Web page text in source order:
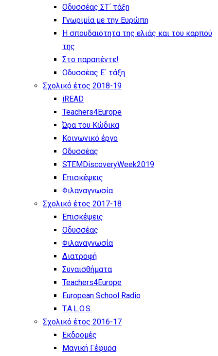
Οδυσσέας ΣΤ΄ τάξη
Γνωριμία με την Ευρώπη
Η σπουδαιότητα της ελιάς και του καρπού
της
Στο παραπέντε!
Οδυσσέας Ε΄ τάξη
Σχολικό έτος 2018-19
iREAD
Teachers4Europe
Ώρα του Κώδικα
Κοινωνικό έργο
Οδυσσέας
STEMDiscoveryWeek2019
Επισκέψεις
Φιλαναγνωσία
Σχολικό έτος 2017-18
Επισκέψεις
Οδυσσέας
Φιλαναγνωσία
Διατροφή
Συναισθήματα
Teachers4Europe
European School Radio
T.A.L.O.S.
Σχολικό έτος 2016-17
Εκδρομές
Μαγική Γέφυρα